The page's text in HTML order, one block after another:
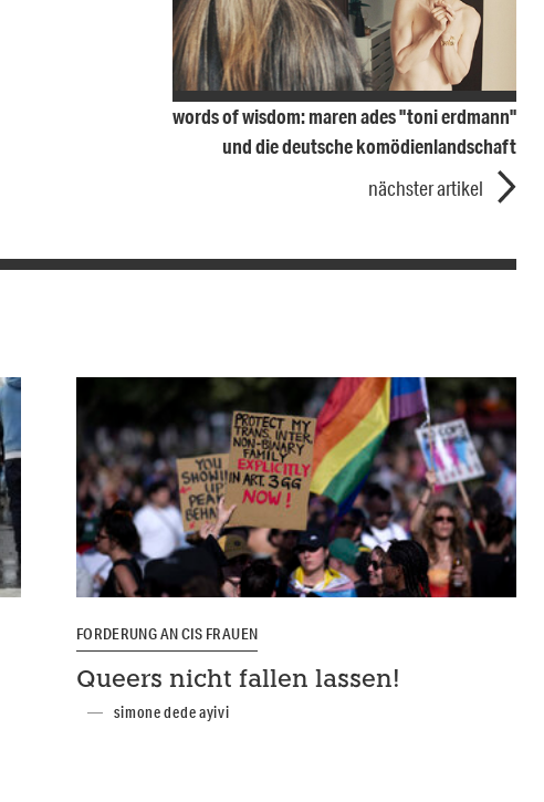
words of wisdom: maren ades "toni erdmann"
und die deutsche komödienlandschaft
nächster artikel
FORDERUNG AN CIS FRAUEN
Queers nicht fallen lassen!
simone dede ayivi